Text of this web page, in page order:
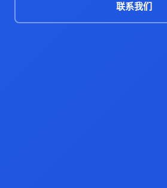
联系我们